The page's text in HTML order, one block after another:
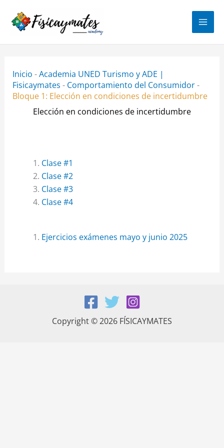
contenido
Inicio -Academia UNED Turismo y ADE |
Fisicaymates - Comportamiento del Consumidor-
Bloque 1: Elección en condiciones de incertidumbre
Elección en condiciones de incertidumbre
Clase #1
Clase #2
Clase #3
Clase #4
Ejercicios exámenes mayo y junio 2025
Copyright © 2026 FÍSICAYMATES